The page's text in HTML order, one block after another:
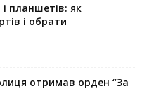
планшетів: як
і обрати
отримав орден “За